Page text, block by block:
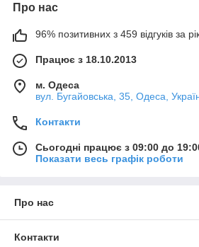
Про нас
96% позитивних з 459 відгуків за
Працює з 18.10.2013
м. Одеса
вул. Бугайовська, 35, Одеса,
Контакти
Сьогодні працює з 09:00 до
Показати весь графік роботи
Про нас
Контакти